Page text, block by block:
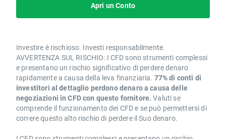
Apri un Conto
Investire è rischioso. Investi responsabilmente.
AVVERTENZA SUL RISCHIO: I CFD sono strumenti complessi
e presentano un rischio significativo di perdere denaro
rapidamente a causa della leva finanziaria. 77% di conti di
investitori al dettaglio perdono denaro a causa delle
negoziazioni in CFD con questo fornitore. Valuti se
comprende il funzionamento dei CFD e se può permettersi di
correre questo alto rischio di perdere il Suo denaro.